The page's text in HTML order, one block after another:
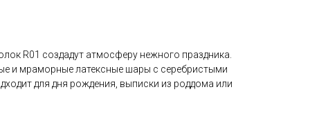
R01 создадут атмосферу нежного праздника.
и мраморные латексные шары с серебристыми
для дня рождения, выписки из роддома или